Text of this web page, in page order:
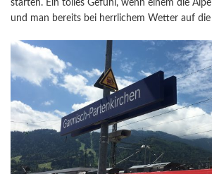
starten. Ein tolles Gefühl, wenn einem die
und man bereits bei herrlichem Wetter auf